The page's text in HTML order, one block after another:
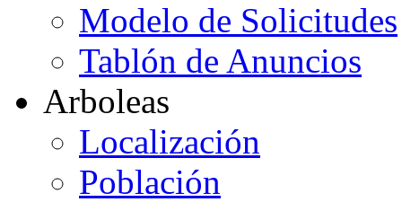
Modelo de Solicitudes
Tablón de Anuncios
Arboleas
Localización
Población